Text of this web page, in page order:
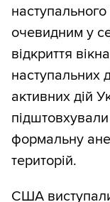
очевидним у
відкриття
наступальних
активних дій
підштовхували
формальну
територій.
США